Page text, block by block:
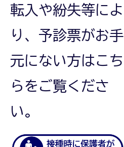
転入や紛失等によ
り、予診票がお手
元にない方はこち
らをご覧くださ
い。